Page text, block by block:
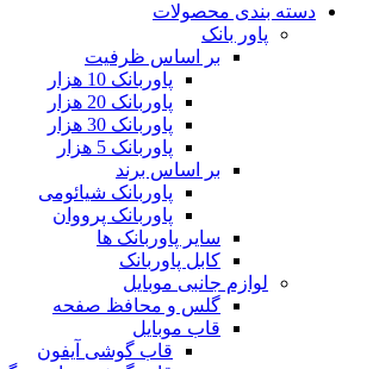
دسته بندی محصولات
پاور بانک
بر اساس ظرفیت
پاوربانک 10 هزار
پاوربانک 20 هزار
پاوربانک 30 هزار
پاوربانک 5 هزار
بر اساس برند
پاوربانک شیائومی
پاوربانک پرووان
سایر پاوربانک ها
کابل پاوربانک
لوازم جانبی موبایل
گلس و محافظ صفحه
قاب موبایل
قاب گوشی آیفون